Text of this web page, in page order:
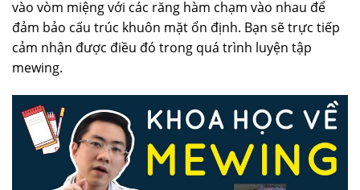
vào vòm miệng với các răng hàm chạm vào nhau để
đảm bảo cấu trúc khuôn mặt ổn định. Bạn sẽ trực tiếp
cảm nhận được điều đó trong quá trình luyện tập
mewing.